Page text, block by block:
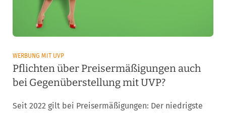
WERBUNG MIT UVP
Pflichten über Preisermäßigungen auch
bei Gegenüberstellung mit UVP?
Seit 2022 gilt bei Preisermäßigungen: Der niedrigste